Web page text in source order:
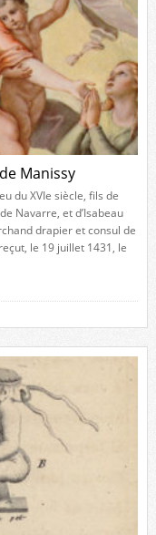
Manissy
du XVIe siècle, fils de
Navarre, et d’Isabeau
drapier et consul de
le 19 juillet 1431, le